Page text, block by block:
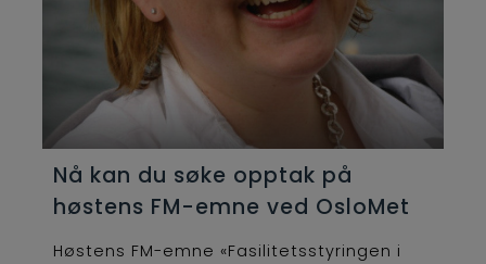
Nå kan du søke opptak på
høstens FM-emne ved OsloMet
Høstens FM-emne «Fasilitetsstyringen i